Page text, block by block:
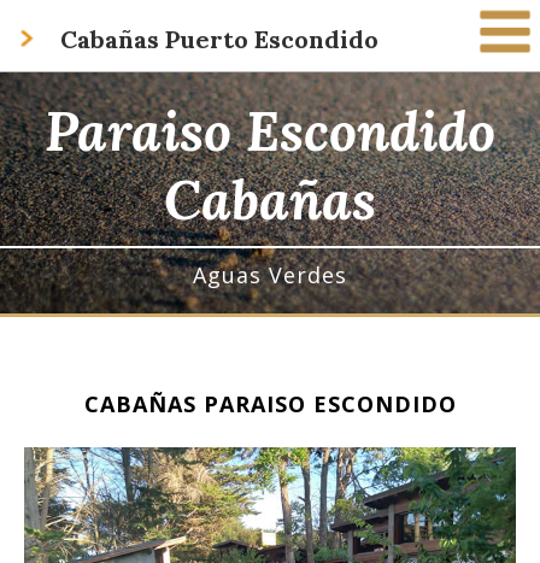
Cabañas Puerto Escondido
HOME
CABAÑAS
APARTS
HOSTERIAS
POSADAS
Paraiso Escondido
Cabañas
Aguas Verdes
CABAÑAS PARAISO ESCONDIDO